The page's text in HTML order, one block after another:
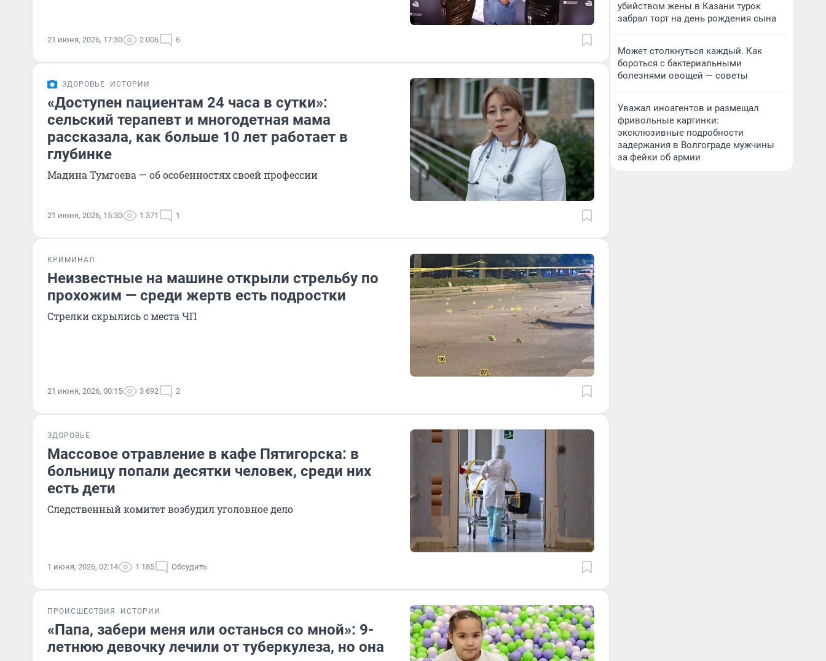
21 июня, 2026, 17:30 2 006 6
ЗДОРОВЬЕ ИСТОРИИ
«Доступен пациентам 24 часа в сутки»:
сельский терапевт и многодетная мама
рассказала, как больше 10 лет работает в
глубинке
Мадина Тумгоева — об особенностях своей профессии
21 июня, 2026, 15:30 1 371 1
КРИМИНАЛ
Неизвестные на машине открыли стрельбу по
прохожим — среди жертв есть подростки
Стрелки скрылись с места ЧП
21 июня, 2026, 00:15 3 692 2
ЗДОРОВЬЕ
Массовое отравление в кафе Пятигорска: в
больницу попали десятки человек, среди них
есть дети
Следственный комитет возбудил уголовное дело
1 июня, 2026, 02:14 1 185 Обсудить
ПРОИСШЕСТВИЯ ИСТОРИИ
«Папа, забери меня или останься со мной»: 9-
летнюю девочку лечили от туберкулеза, но она
убийством жены в Казани турок
забрал торт на день рождения сына
Может столкнуться каждый. Как
бороться с бактериальными
болезнями овощей — советы
Уважал иноагентов и размещал
фривольные картинки:
эксклюзивные подробности
задержания в Волгограде мужчины
за фейки об армии